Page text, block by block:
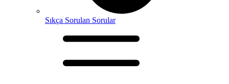
Sıkça Sorulan Sorular